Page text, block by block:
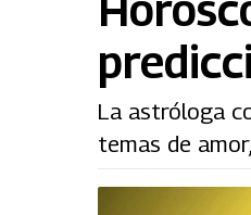
La astróloga
temas de